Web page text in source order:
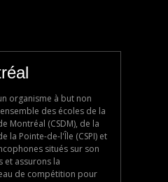
organisme à but non
des écoles de la
Montréal (CSDM), de la
la Pointe-de-l'Île (CSPI) et
situés sur son
et assurons la
de compétition pour